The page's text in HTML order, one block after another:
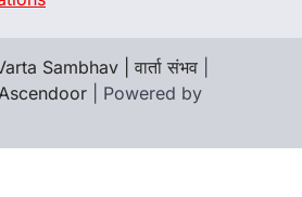
Sambhav | वार्ता संभव
| Powered by